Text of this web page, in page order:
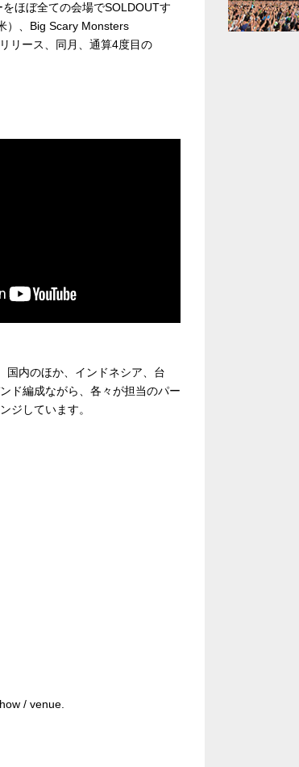
ほぼ全ての会場でSOLDOUTす
）、Big Scary Monsters
リース、同月、通算4度目の
国内のほか、インドネシア、台
ド編成ながら、各々が担当のパー
ジしています。
/ venue.